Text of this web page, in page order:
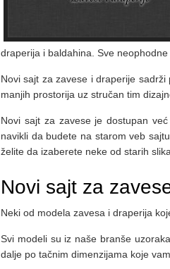
draperija i baldahina. Sve
Novi sajt za zavese i draperije
manjih prostorija uz stručan tim
Novi sajt za zavese je dostupan
navikli da budete na starom veb
želite da izaberete neke od starih
Novi sajt za
Neki od modela zavesa i draperija
Svi modeli su iz naše branše
dalje po tačnim dimenzijama koje